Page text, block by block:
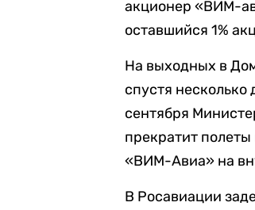
акционер «ВИМ-
оставшийся 1%
На выходных в
спустя несколько
сентября
прекратит
«ВИМ-Авиа» на
В Росавиации